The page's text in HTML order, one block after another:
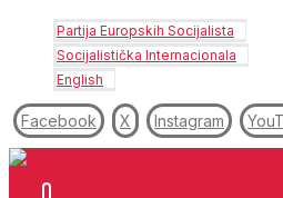
Partija Europskih Socijalista
Socijalistička Internacionala
English
Facebook X Instagram